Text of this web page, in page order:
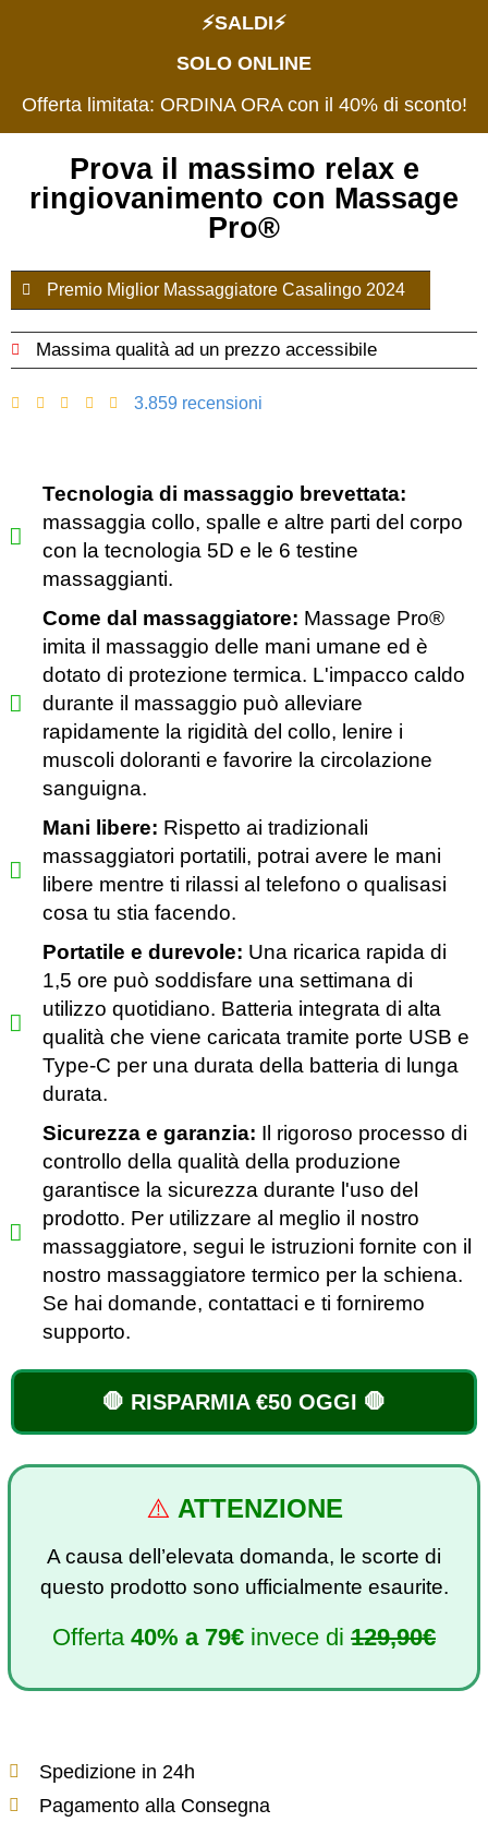
⚡️SALDI⚡️
SOLO ONLINE
Offerta limitata: ORDINA ORA con il 40% di sconto!
Prova il massimo relax e
ringiovanimento con Massage
Pro®️
Premio Miglior Massaggiatore Casalingo 2024
Massima qualità ad un prezzo accessibile
3.859 recensioni
Tecnologia di massaggio brevettata:
massaggia collo, spalle e altre parti del corpo
con la tecnologia 5D e le 6 testine
massaggianti.
Come dal massaggiatore: Massage Pro®
imita il massaggio delle mani umane ed è
dotato di protezione termica. L'impacco caldo
durante il massaggio può alleviare
rapidamente la rigidità del collo, lenire i
muscoli doloranti e favorire la circolazione
sanguigna.
Mani libere: Rispetto ai tradizionali
massaggiatori portatili, potrai avere le mani
libere mentre ti rilassi al telefono o qualisasi
cosa tu stia facendo.
Portatile e durevole: Una ricarica rapida di
1,5 ore può soddisfare una settimana di
utilizzo quotidiano. Batteria integrata di alta
qualità che viene caricata tramite porte USB e
Type-C per una durata della batteria di lunga
durata.
Sicurezza e garanzia: Il rigoroso processo di
controllo della qualità della produzione
garantisce la sicurezza durante l'uso del
prodotto. Per utilizzare al meglio il nostro
massaggiatore, segui le istruzioni fornite con il
nostro massaggiatore termico per la schiena.
Se hai domande, contattaci e ti forniremo
supporto.
🛑 RISPARMIA €50 OGGI 🛑
⚠️ ATTENZIONE
A causa dell’elevata domanda, le scorte di
questo prodotto sono ufficialmente esaurite.
Offerta 40% a 79€ invece di 129,90€
Spedizione in 24h
Pagamento alla Consegna